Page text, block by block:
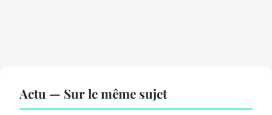
Actu — Sur le même sujet